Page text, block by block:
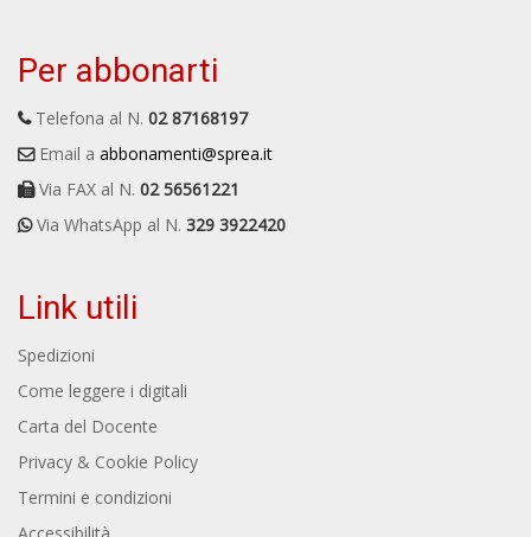
Per abbonarti
Telefona al N. 02 87168197
Email a abbonamenti@sprea.it
Via FAX al N. 02 56561221
Via WhatsApp al N. 329 3922420
Link utili
Spedizioni
Come leggere i digitali
Carta del Docente
Privacy & Cookie Policy
Termini e condizioni